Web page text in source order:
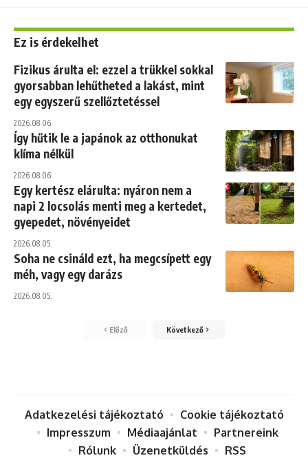
Ez is érdekelhet
Fizikus árulta el: ezzel a trükkel sokkal
gyorsabban lehűtheted a lakást, mint
egy egyszerű szellőztetéssel
2026.08.06.
Így hűtik le a japánok az otthonukat
klíma nélkül
2026.08.06.
Egy kertész elárulta: nyáron nem a
napi 2 locsolás menti meg a kertedet,
gyepedet, növényeidet
2026.08.05.
Soha ne csináld ezt, ha megcsípett egy
méh, vagy egy darázs
2026.08.05.
Előző Következő
Adatkezelési tájékoztató
Cookie tájékoztató
Impresszum
Médiaajánlat
Partnereink
Rólunk
Üzenetküldés RSS